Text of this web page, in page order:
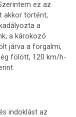
ez az
akkor történt,
a
a károkozó
járva a forgalmi,
fölött, 120 km/h-
indoklást az